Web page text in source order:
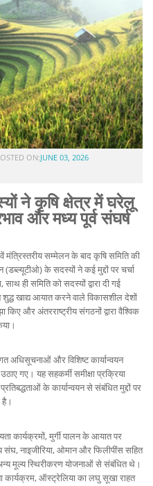
ON:JUNE 03, 2026
ने कृषि क्षेत्र में घरेलू
और मध्य पूर्व संघर्ष
सम्मेलन के बाद कृषि समिति की
के सदस्यों ने कई मुद्दों पर चर्चा
ही समिति को सदस्यों द्वारा दी गई
खाद्य आयात करने वाले विकासशील देशों
किए और अंतरराष्ट्रीय संगठनों द्वारा वैश्विक
अधिसूचनाओं और विशिष्ट कार्यान्वयन
गए। यह सहकर्मी समीक्षा प्रक्रिया
के कार्यान्वयन से संबंधित मुद्दों पर
है।
कार्यक्रमों, मुर्गी पालन के आयात पर
नाइजीरिया, ओमान और फिलीपींस सहित
मूल्य स्थिरीकरण योजनाओं से संबंधित थे।
कार्यक्रम, ऑस्ट्रेलिया का लघु सूखा राहत